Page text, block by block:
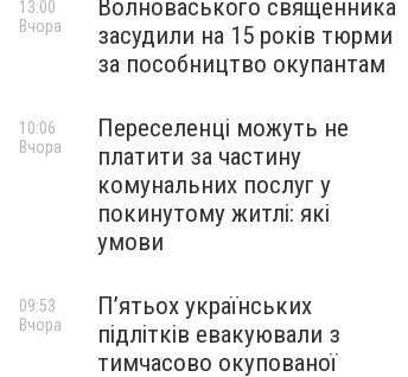
Волноваського священника
засудили на 15 років тюрми
за пособництво окупантам
13:00
Вчора
Переселенці можуть не
платити за частину
комунальних послуг у
покинутому житлі: які
умови
10:06
Вчора
П’ятьох українських
підлітків евакуювали з
тимчасово окупованої
09:53
Вчора